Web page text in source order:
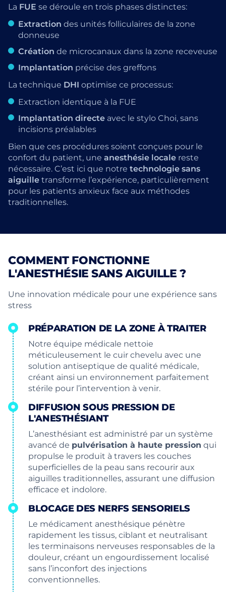
La FUE se déroule en trois phases distinctes:
Extraction des unités folliculaires de la zone
donneuse
Création de microcanaux dans la zone receveuse
Implantation précise des greffons
La technique DHI optimise ce processus:
Extraction identique à la FUE
Implantation directe avec le stylo Choi, sans
incisions préalables
Bien que ces procédures soient conçues pour le
confort du patient, une anesthésie locale reste
nécessaire. C’est ici que notre technologie sans
aiguilletransforme l’expérience, particulièrement
pour les patients anxieux face aux méthodes
traditionnelles.
COMMENT FONCTIONNE
L'ANESTHÉSIE SANS AIGUILLE ?
Une innovation médicale pour une expérience sans
stress
PRÉPARATION DE LA ZONE À TRAITER
Notre équipe médicale nettoie
méticuleusement le cuir chevelu avec une
solution antiseptique de qualité médicale,
créant ainsi un environnement parfaitement
stérile pour l’intervention à venir.
DIFFUSION SOUS PRESSION DE
L'ANESTHÉSIANT
L’anesthésiant est administré par un système
avancé de pulvérisation à haute pression qui
propulse le produit à travers les couches
superficielles de la peau sans recourir aux
aiguilles traditionnelles, assurant une diffusion
efficace et indolore.
BLOCAGE DES NERFS SENSORIELS
Le médicament anesthésique pénètre
rapidement les tissus, ciblant et neutralisant
les terminaisons nerveuses responsables de la
douleur, créant un engourdissement localisé
sans l’inconfort des injections
conventionnelles.